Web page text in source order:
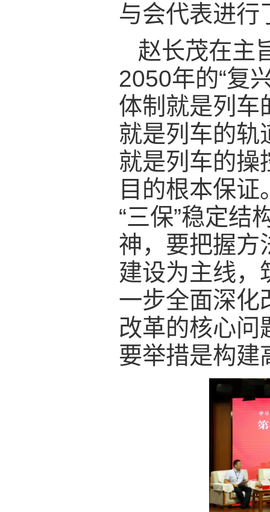
与会代表进行
赵长茂在主
2050年的“复
体制就是列车
就是列车的轨
就是列车的操
目的根本保证
“三保”稳定结
神，要把握方
建设为主线，
一步全面深化
改革的核心问
要举措是构建